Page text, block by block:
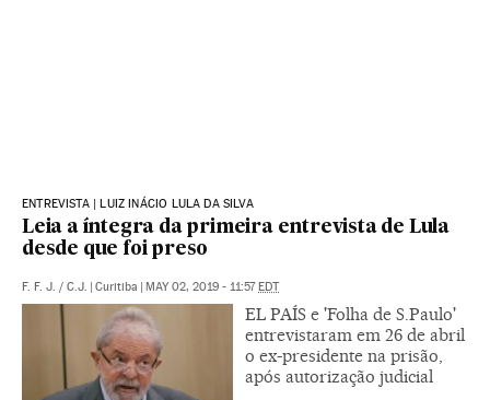
ENTREVISTA | LUIZ INÁCIO LULA DA SILVA
Leia a íntegra da primeira entrevista de Lula
desde que foi preso
F. F. J. / C.J. | Curitiba | MAY 02, 2019 - 11:57EDT
EL PAÍS e 'Folha de S.Paulo'
entrevistaram em 26 de abril
o ex-presidente na prisão,
após autorização judicial